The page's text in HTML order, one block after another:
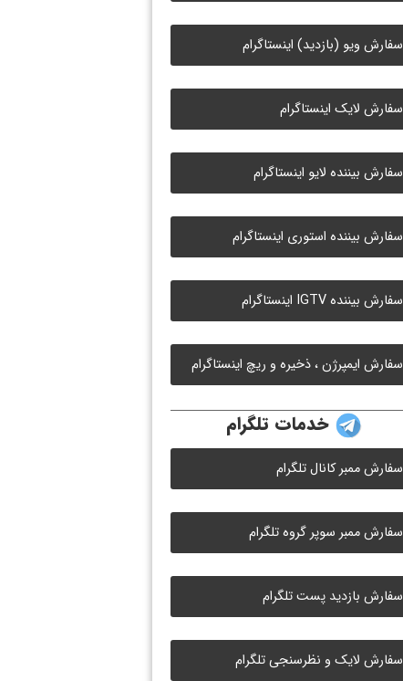
سفارش ویو (بازدید) اینستاگرام
سفارش لایک اینستاگرام
سفارش بیننده لایو اینستاگرام
سفارش بیننده استوری اینستاگرام
سفارش بیننده IGTV اینستاگرام
سفارش ایمپرژن ، ذخیره و ریچ اینستاگرام
خدمات تلگرام
سفارش ممبر کانال تلگرام
سفارش ممبر سوپر گروه تلگرام
سفارش بازدید پست تلگرام
سفارش لایک و نظرسنجی تلگرام